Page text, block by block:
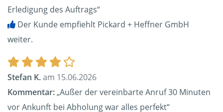
Erledigung des Auftrags“
Der Kunde empfiehlt Pickard + Heffner GmbH
weiter.
Stefan K.am 15.06.2026
Kommentar:„Außer der vereinbarte Anruf 30 Minuten
vor Ankunft bei Abholung war alles perfekt“